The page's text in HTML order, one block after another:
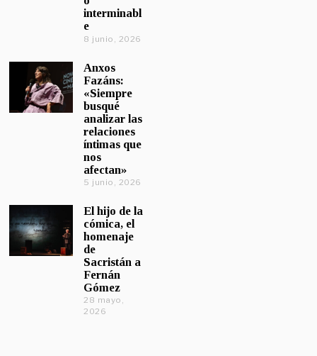
interminabl
e
8 junio, 2026
Anxos
Fazáns:
«Siempre
busqué
analizar las
relaciones
íntimas que
nos
afectan»
5 junio, 2026
El hijo de la
cómica, el
homenaje
de
Sacristán a
Fernán
Gómez
28 mayo,
2026